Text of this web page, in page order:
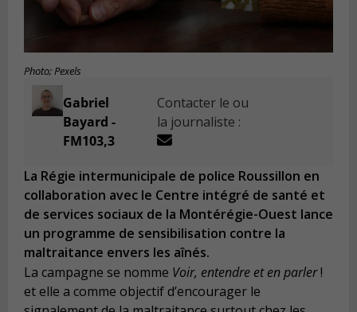
Photo; Pexels
Gabriel
Bayard -
FM103,3
Contacter le ou
la journaliste :
La Régie intermunicipale de police Roussillon en
collaboration avec le Centre intégré de santé et
de services sociaux de la Montérégie-Ouest lance
un programme de sensibilisation contre la
maltraitance envers les aînés.
La campagne se nomme Voir, entendre et en parler!
et elle a comme objectif d’encourager le